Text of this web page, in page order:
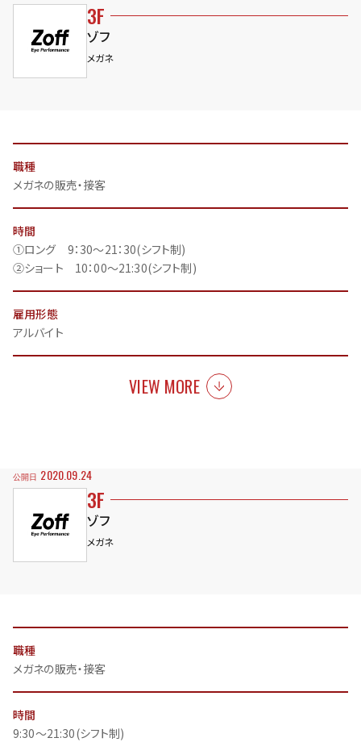
3F
ゾフ
メガネ
職種
メガネの販売・接客
時間
①ロング 9：30～21：30(シフト制)
②ショート 10：00～21:30(シフト制)
雇用形態
アルバイト
VIEW MORE
公開日 2020.09.24
3F
ゾフ
メガネ
職種
メガネの販売・接客
時間
9:30～21:30(シフト制)